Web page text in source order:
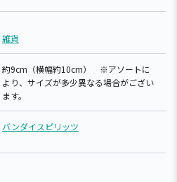
雑貨
約9cm（横幅約10cm） ※アソートに
より、サイズが多少異なる場合がござい
ます。
バンダイスピリッツ